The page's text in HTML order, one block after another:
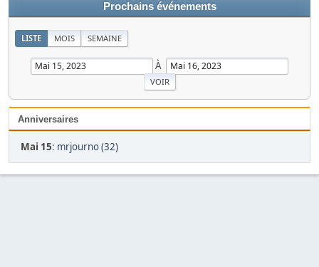
Prochains événements
LISTE MOIS SEMAINE
À
Anniversaires
Mai 15: mrjourno (32)